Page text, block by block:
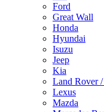
Ford
Great Wall
Honda
Hyundai
Isuzu
Jeep
Kia
Land Rover
Lexus
Mazda